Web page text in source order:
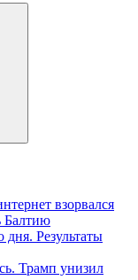
взорвался
Балтию
Результаты
Трамп унизил